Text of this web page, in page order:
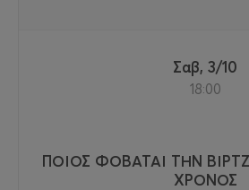
Σαβ, 3/10
18:00
ΠΟΙΟΣ ΦΟΒΑΤΑΙ ΤΗΝ
ΧΡΟΝΟΣ